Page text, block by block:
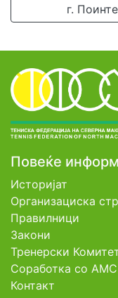
г.
Повеќе
Историјат
Организациска
Правилници
Закони
Тренерски
Соработка со
Контакт